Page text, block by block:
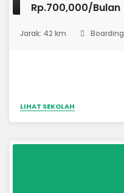
Rp.700,000/Bulan
Jarak: 42 km Boarding
LIHAT SEKOLAH